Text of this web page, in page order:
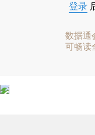
登录
数据通
可畅读